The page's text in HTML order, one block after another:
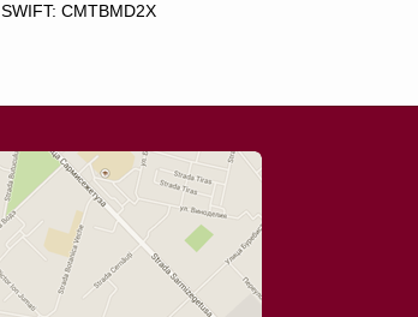
SWIFT: CMTBMD2X